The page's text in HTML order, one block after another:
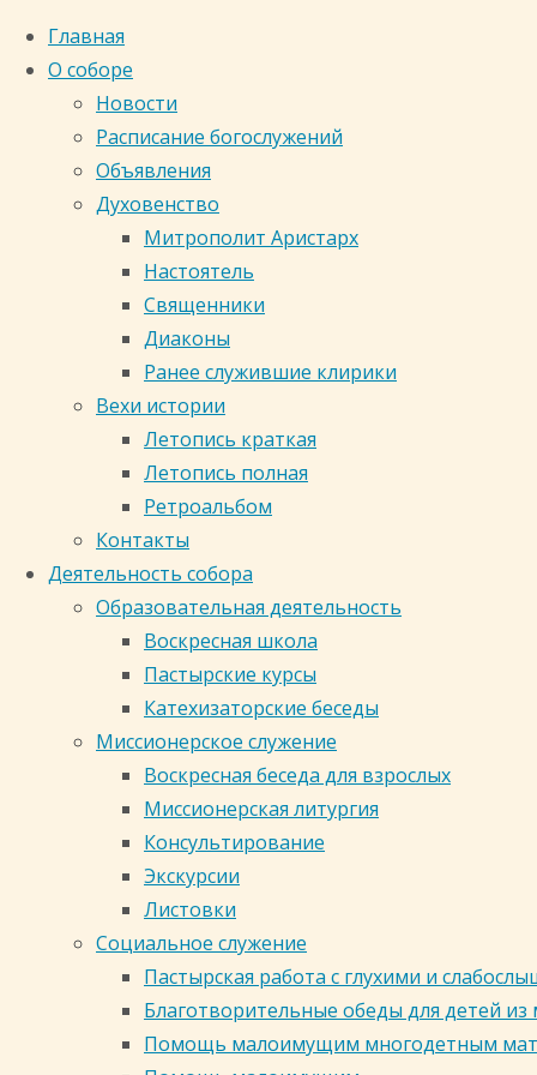
Главная
О соборе
Новости
Расписание богослужений
Объявления
Духовенство
Митрополит Аристарх
Настоятель
Священники
Диаконы
Ранее служившие клирики
Вехи истории
Летопись краткая
Летопись полная
Ретроальбом
Контакты
Деятельность собора
Образовательная деятельность
Воскресная школа
Пастырские курсы
Катехизаторские беседы
Миссионерское служение
Воскресная беседа для взрослых
Миссионерская литургия
Консультирование
Экскурсии
Листовки
Социальное служение
Пастырская работа с глухими и
Благотворительные обеды для детей
Помощь малоимущим многодетным
Главная
Деятельность
служение
собора
Деятельность
и
служение
собора
Кафедральный собор
в честь иконы Божией
Матери "Знамение" г.
Кемерово
Россия, Кемеровская область,
Кемерово, Центральный район,
Соборная улица, 24
zsoborkem@mail.ru 8 (3842) 35-71-
35, 35-71-51
Кузбасская митрополия